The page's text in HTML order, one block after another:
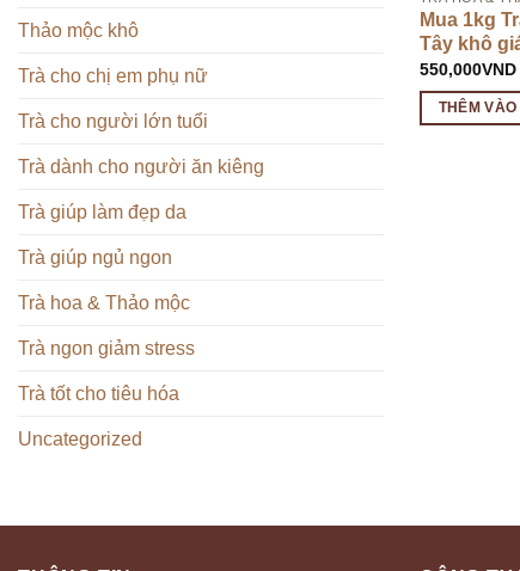
Thảo mộc khô
Trà cho chị em phụ nữ
Trà cho người lớn tuổi
Trà dành cho người ăn kiêng
Trà giúp làm đẹp da
Trà giúp ngủ ngon
Trà hoa & Thảo mộc
Trà ngon giảm stress
Trà tốt cho tiêu hóa
Uncategorized
Mua 1kg
Tây khô
550,000VND
THÊM